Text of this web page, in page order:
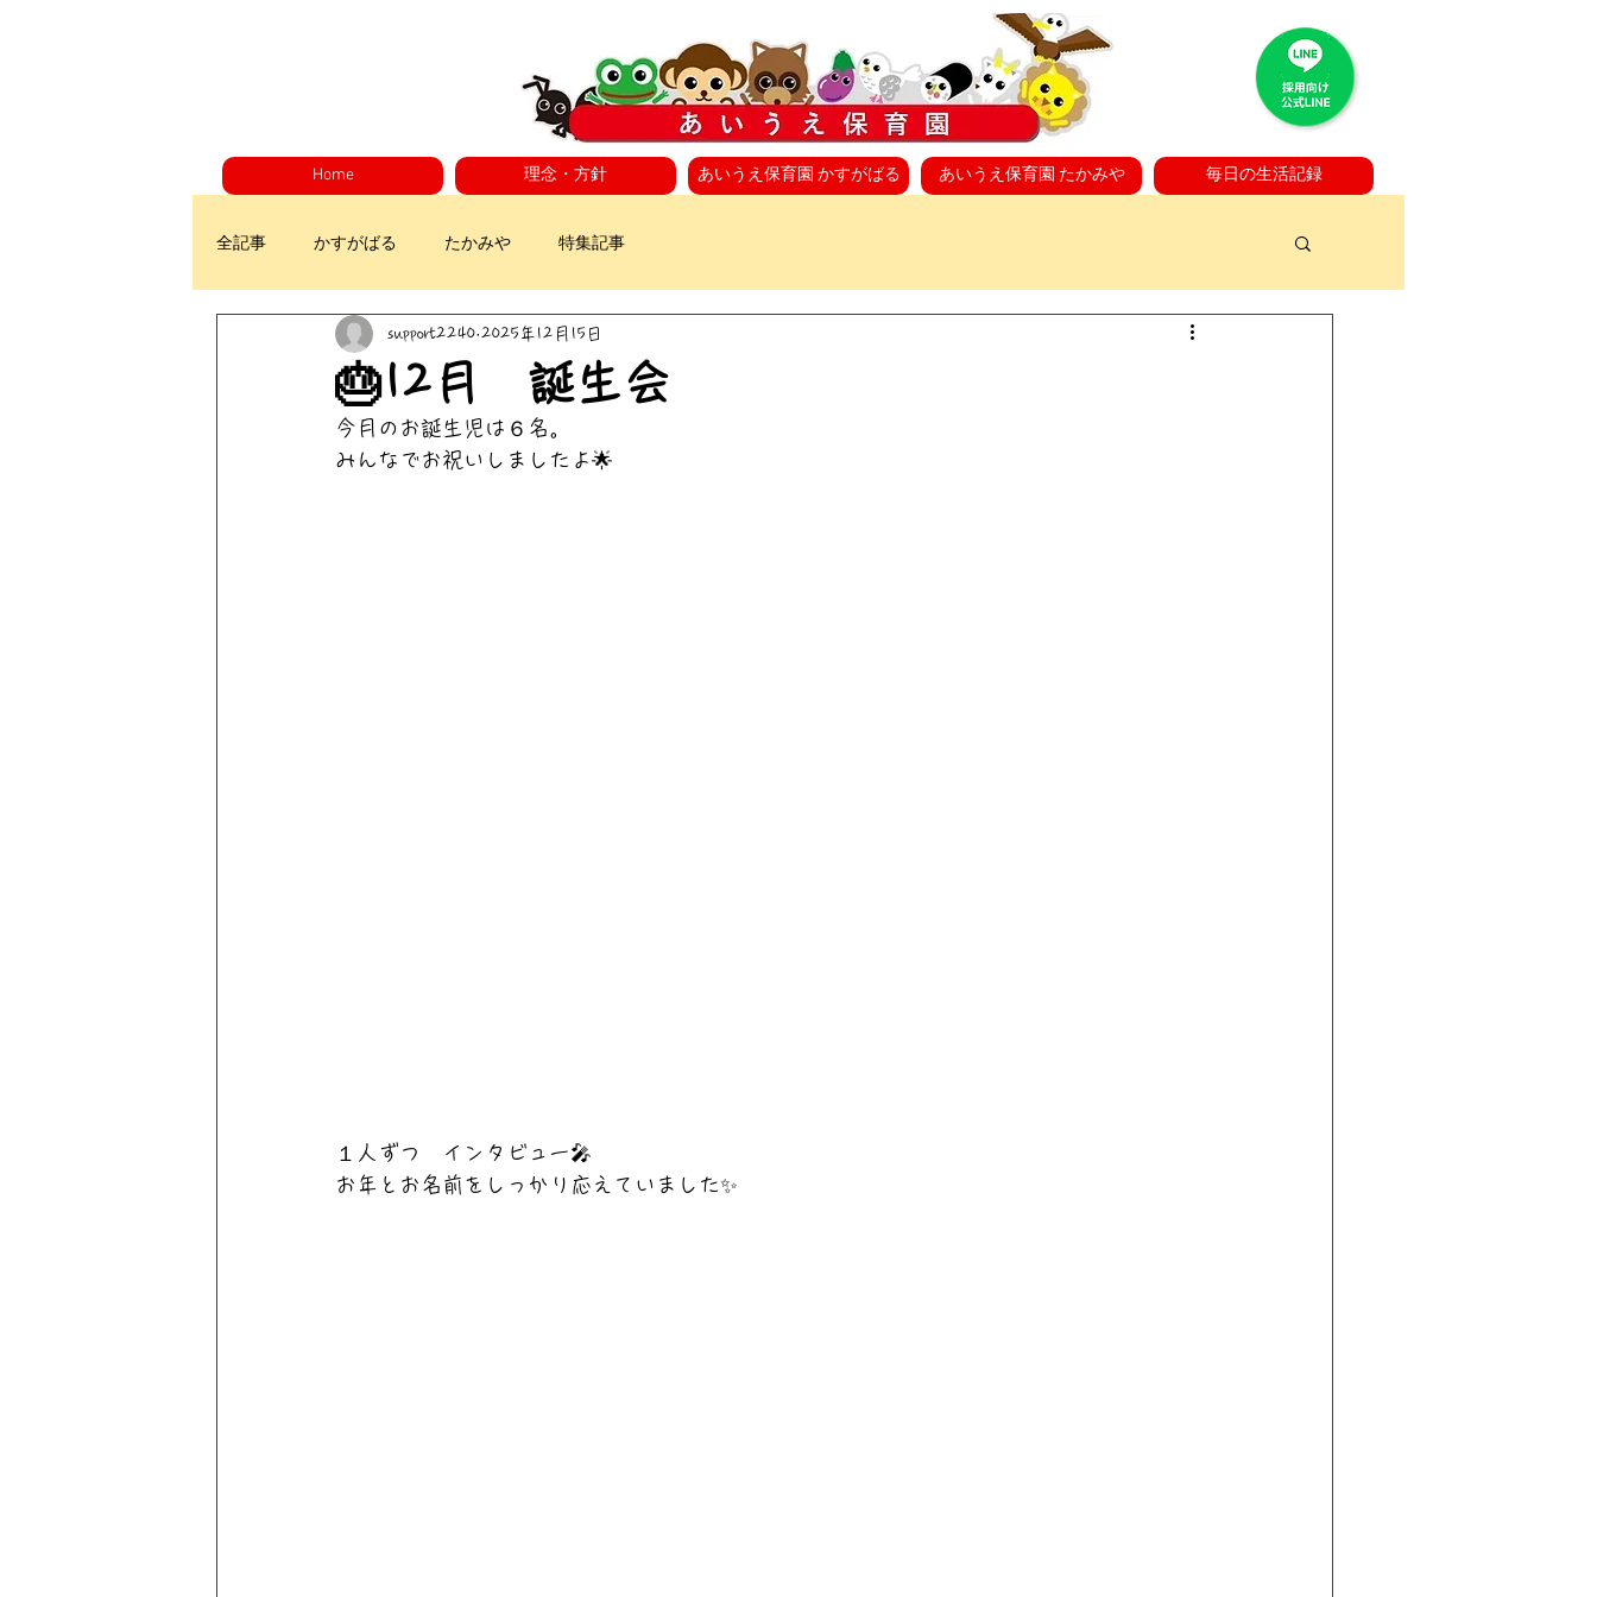
Home 理念・方針 あいうえ保育園 かすがばる あいうえ保育園 たかみや 毎日の生活記録
全記事 かすがばる たかみや 特集記事
🎂12月 誕生会
support2240 2025年12月15日
今月のお誕生児は６名。
みんなでお祝いしましたよ🌟
１人ずつ　インタビュー🎤
お年とお名前をしっかり応えていました✨